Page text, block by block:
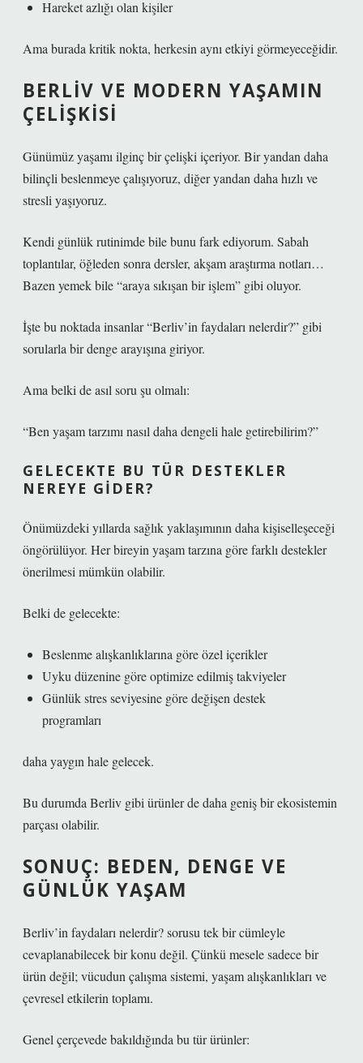
Hareket azlığı olan kişiler
Ama burada kritik nokta, herkesin aynı etkiyi görmeyeceğidir.
BERLIV VE MODERN YAŞAMIN
ÇELIŞKISI
Günümüz yaşamı ilginç bir çelişki içeriyor. Bir yandan daha
bilinçli beslenmeye çalışıyoruz, diğer yandan daha hızlı ve
stresli yaşıyoruz.
Kendi günlük rutinimde bile bunu fark ediyorum. Sabah
toplantılar, öğleden sonra dersler, akşam araştırma notları…
Bazen yemek bile “araya sıkışan bir işlem” gibi oluyor.
İşte bu noktada insanlar “Berliv’in faydaları nelerdir?” gibi
sorularla bir denge arayışına giriyor.
Ama belki de asıl soru şu olmalı:
“Ben yaşam tarzımı nasıl daha dengeli hale getirebilirim?”
GELECEKTE BU TÜR DESTEKLER
NEREYE GIDER?
Önümüzdeki yıllarda sağlık yaklaşımının daha kişiselleşeceği
öngörülüyor. Her bireyin yaşam tarzına göre farklı destekler
önerilmesi mümkün olabilir.
Belki de gelecekte:
Beslenme alışkanlıklarına göre özel içerikler
Uyku düzenine göre optimize edilmiş takviyeler
Günlük stres seviyesine göre değişen destek
programları
daha yaygın hale gelecek.
Bu durumda Berliv gibi ürünler de daha geniş bir ekosistemin
parçası olabilir.
SONUÇ: BEDEN, DENGE VE
GÜNLÜK YAŞAM
Berliv’in faydaları nelerdir? sorusu tek bir cümleyle
cevaplanabilecek bir konu değil. Çünkü mesele sadece bir
ürün değil; vücudun çalışma sistemi, yaşam alışkanlıkları ve
çevresel etkilerin toplamı.
Genel çerçevede bakıldığında bu tür ürünler: